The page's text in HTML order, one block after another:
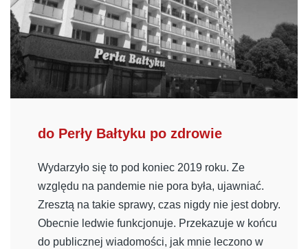
do Perły Bałtyku po zdrowie
Wydarzyło się to pod koniec 2019 roku. Ze
względu na pandemie nie pora była, ujawniać.
Zresztą na takie sprawy, czas nigdy nie jest dobry.
Obecnie ledwie funkcjonuje. Przekazuje w końcu
do publicznej wiadomości, jak mnie leczono w